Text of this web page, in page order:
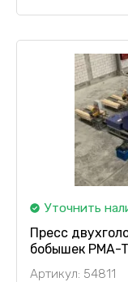
Уточнить
Пресс
бобышек PMA-
Артикул: 54811